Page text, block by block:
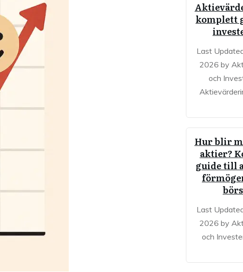
komplett
Last
2026 by
och
Hur blir
aktier?
guide till
Last
2026 by
och